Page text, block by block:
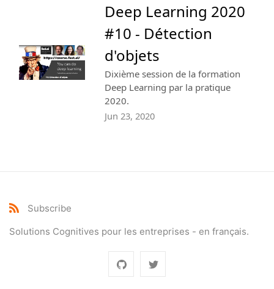
Deep Learning 2020
#10 - Détection
d'objets
Dixième session de la formation
Deep Learning par la pratique
2020.
Jun 23, 2020
Subscribe
Solutions Cognitives pour les entreprises - en français.